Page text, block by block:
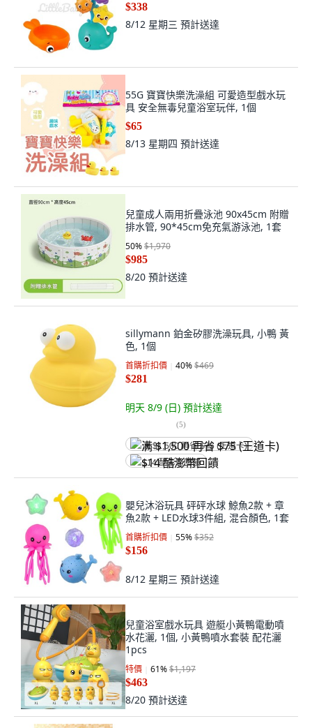
$338
8/12 星期三 預計送達
55G 寶寶快樂洗澡組 可愛造型戲水玩
具 安全無毒兒童浴室玩伴, 1個
$65
8/13 星期四 預計送達
兒童成人兩用折疊泳池 90x45cm 附贈
排水管, 90*45cm免充氣游泳池, 1套
50%$1,970
$985
8/20 預計送達
sillymann 鉑金矽膠洗澡玩具, 小鴨 黃
色, 1個
首購折扣價 40%$469
$281
明天 8/9 (日) 預計送達
(5)
满 $1,500 再省 $75 (王道卡)
$14 酷澎幣回饋
嬰兒沐浴玩具 砰砰水球 鯨魚2款 + 章
魚2款 + LED水球3件組, 混合顏色, 1套
首購折扣價 55%$352
$156
8/12 星期三 預計送達
兒童浴室戲水玩具 遊艇小黃鴨電動噴
水花灑, 1個, 小黃鴨噴水套裝 配花灑
1pcs
特價 61%$1,197
$463
8/20 預計送達